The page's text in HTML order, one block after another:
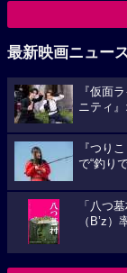
最新映画ニュー
『仮面
ニティ
『つり
で“釣り
「八つ
（B’z